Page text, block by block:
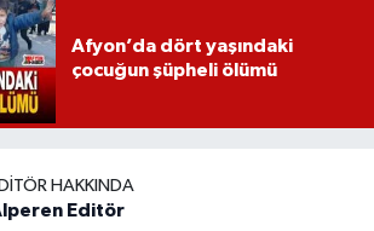
Afyon’da dört yaşındaki
çocuğun şüpheli ölümü
HAKKINDA
Editör